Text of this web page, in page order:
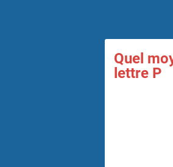
Quel
lettre P